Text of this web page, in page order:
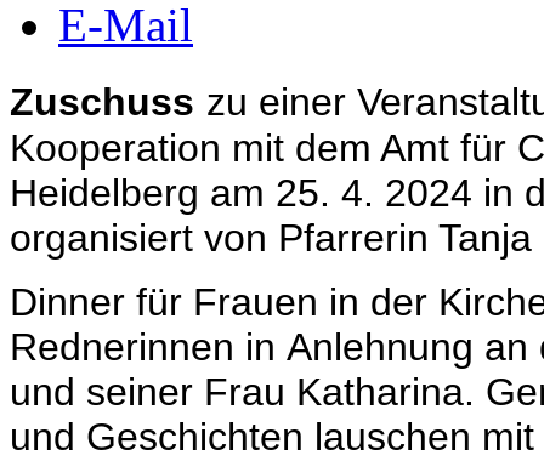
E-Mail
Zuschuss zu einer
Kooperation mit dem Amt für
Heidelberg am 25. 4. 2024 in
organisiert von Pfarrerin Tanja
Dinner für Frauen in der
Rednerinnen in Anlehnung an
und seiner Frau Katharina.
und Geschichten lauschen